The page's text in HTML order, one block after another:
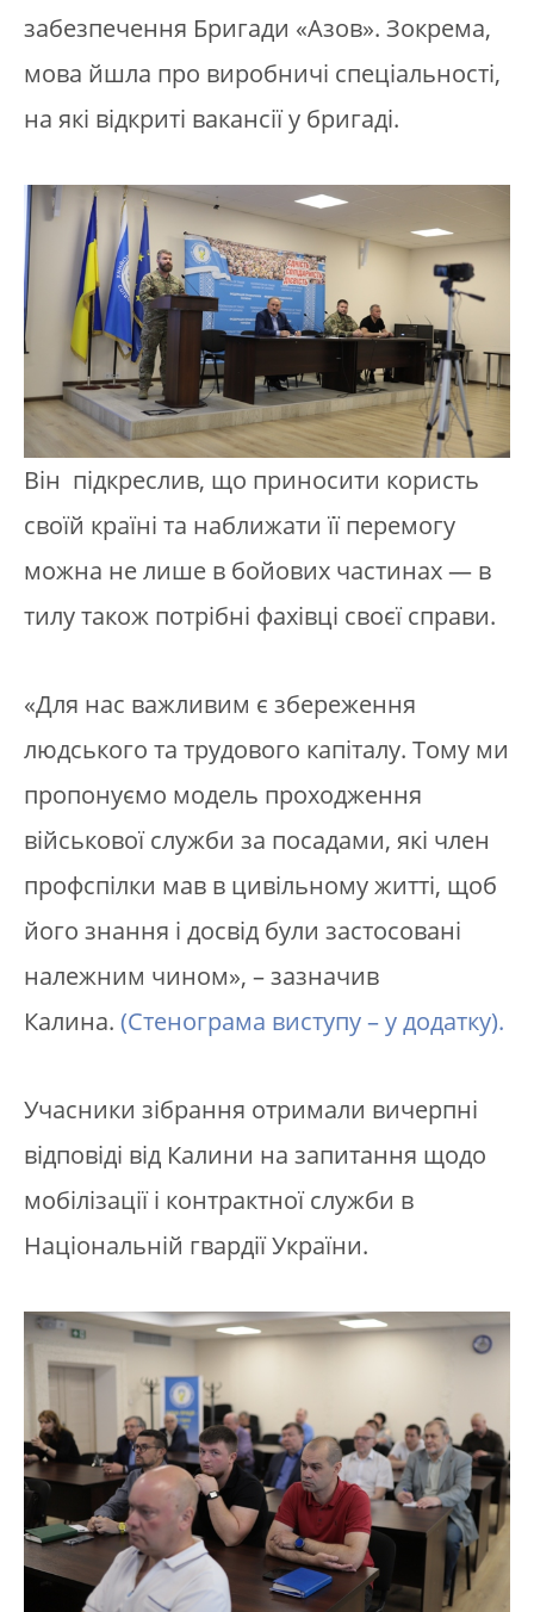
забезпечення Бригади «Азов». Зокрема,
мова йшла про виробничі спеціальності,
на які відкриті вакансії у бригаді.
Він підкреслив, що приносити користь
своїй країні та наближати її перемогу
можна не лише в бойових частинах — в
тилу також потрібні фахівці своєї справи.
«Для нас важливим є збереження
людського та трудового капіталу. Тому ми
пропонуємо модель проходження
військової служби за посадами, які член
профспілки мав в цивільному житті, щоб
його знання і досвід були застосовані
належним чином», – зазначив
Калина. (Стенограма виступу – у додатку).
Учасники зібрання отримали вичерпні
відповіді від Калини на запитання щодо
мобілізації і контрактної служби в
Національній гвардії України.